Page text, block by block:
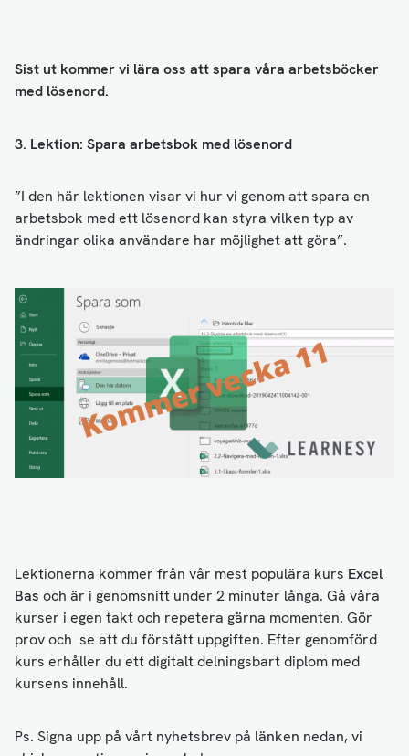
Sist ut kommer vi lära oss att spara våra arbetsböcker
med lösenord.
3. Lektion: Spara arbetsbok med lösenord
”I den här lektionen visar vi hur vi genom att spara en
arbetsbok med ett lösenord kan styra vilken typ av
ändringar olika användare har möjlighet att göra”.
Lektionerna kommer från vår mest populära kurs Excel
Bas och är i genomsnitt under 2 minuter långa. Gå våra
kurser i egen takt och repetera gärna momenten. Gör
prov och se att du förstått uppgiften. Efter genomförd
kurs erhåller du ett digitalt delningsbart diplom med
kursens innehåll.
Ps. Signa upp på vårt nyhetsbrev på länken nedan, vi